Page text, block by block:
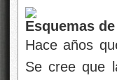
Esquemas
Hace años
Se cree que